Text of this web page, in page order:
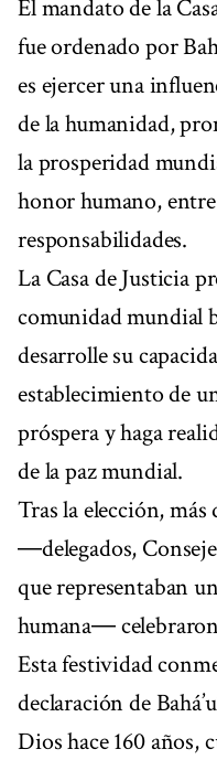
El mandato de la
fue ordenado por
es ejercer una
de la humanidad,
la prosperidad
honor humano,
responsabilidades.
La Casa de Justicia
comunidad mundial
desarrolle su
establecimiento de
próspera y haga
de la paz mundial.
Tras la elección,
―delegados,
que representaban
humana―
Esta festividad
declaración de
Dios hace 160 años,